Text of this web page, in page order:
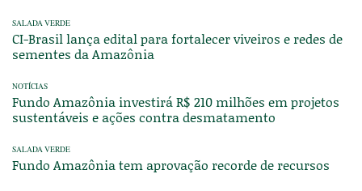
SALADA VERDE
CI-Brasil lança edital para fortalecer viveiros e redes de
sementes da Amazônia
NOTÍCIAS
Fundo Amazônia investirá R$ 210 milhões em projetos
sustentáveis e ações contra desmatamento
SALADA VERDE
Fundo Amazônia tem aprovação recorde de recursos